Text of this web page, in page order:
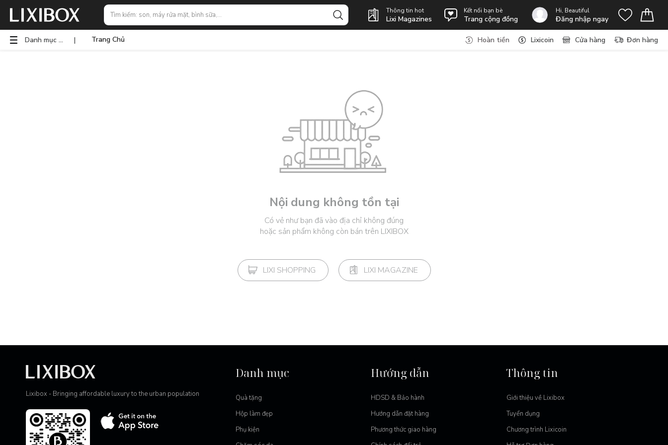
Thông tin hot
Lixi Magazines
Kết nối bạn bè
Trang cộng đồng
Hi, Beautiful
Đăng nhập ngay
Danh mục sản phẩm | Trang Chủ Hoàn tiền Lixicoin Cửa hàng Đơn hàng
Nội dung không tồn tại
Có vẻ như bạn đã vào địa chỉ không đúng
hoặc sản phẩm không còn bán trên LIXIBOX
LIXI SHOPPING LIXI MAGAZINE
Lixibox - Bringing affordable luxury to the urban population
Danh mục
Quà tặng
Hộp làm đẹp
Phụ kiện
Hướng dẫn
HDSD & Bảo hành
Hướng dẫn đặt hàng
Phương thức giao hàng
Thông tin
Giới thiệu về Lixibox
Tuyển dụng
Chương trình Lixicoin